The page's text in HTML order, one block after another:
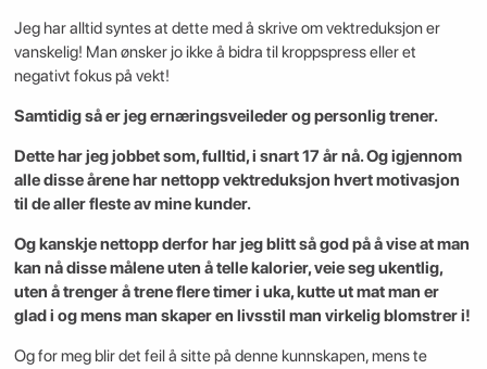
Jeg har alltid syntes at dette med å skrive om vektreduksjon er
vanskelig! Man ønsker jo ikke å bidra til kroppspress eller et
negativt fokus på vekt!
Samtidig så er jeg ernæringsveileder og personlig trener.
Dette har jeg jobbet som, fulltid, i snart 17 år nå. Og igjennom
alle disse årene har nettopp vektreduksjon hvert motivasjon
til de aller fleste av mine kunder.
Og kanskje nettopp derfor har jeg blitt så god på å vise at man
kan nå disse målene uten å telle kalorier, veie seg ukentlig,
uten å trenger å trene flere timer i uka, kutte ut mat man er
glad i og mens man skaper en livsstil man virkelig blomstrer i!
Og for meg blir det feil å sitte på denne kunnskapen, mens te